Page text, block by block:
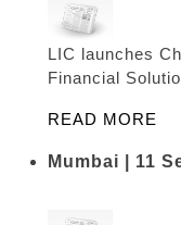
LIC launches
Financial
READ MORE
Mumbai | 11